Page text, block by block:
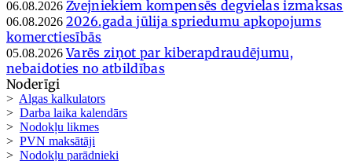
06.08.2026 Zvejniekiem kompensēs degvielas izmaksas
06.08.2026 2026.gada jūlija spriedumu apkopojums
komerctiesībās
05.08.2026 Varēs ziņot par kiberapdraudējumu,
nebaidoties no atbildības
Noderīgi
> Algas kalkulators
> Darba laika kalendārs
> Nodokļu likmes
> PVN maksātāji
> Nodokļu parādnieki